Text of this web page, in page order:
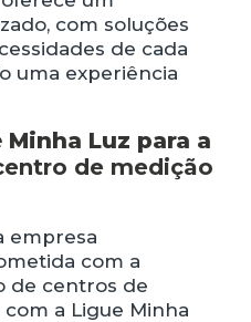
com soluções
de cada
uma experiência
Luz para a
de medição
empresa
com a
de centros de
a Ligue Minha